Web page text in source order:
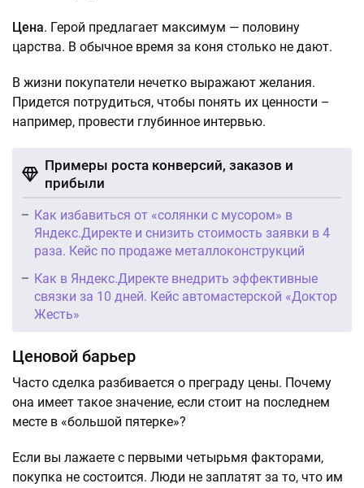
Цена. Герой предлагает максимум — половину
царства. В обычное время за коня столько не дают.
В жизни покупатели нечетко выражают желания.
Придется потрудиться, чтобы понять их ценности –
например, провести глубинное интервью.
Примеры роста конверсий, заказов и
прибыли
Как избавиться от «солянки с мусором» в
Яндекс.Директе и снизить стоимость заявки в 4
раза. Кейс по продаже металлоконструкций
Как в Яндекс.Директе внедрить эффективные
связки за 10 дней. Кейс автомастерской «Доктор
Жесть»
Ценовой барьер
Часто сделка разбивается о преграду цены. Почему
она имеет такое значение, если стоит на последнем
месте в «большой пятерке»?
Если вы лажаете с первыми четырьмя факторами,
покупка не состоится. Люди не заплатят за то, что им